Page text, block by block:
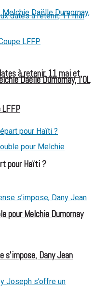
Daëlle Dumornay, l’OL
LFFP
pour Melchie Dumornay
à retenir, 11 mai et
pour Haïti ?
s’impose, Dany Jean